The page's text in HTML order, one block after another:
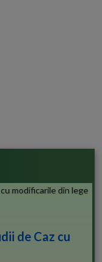
de Caz cu